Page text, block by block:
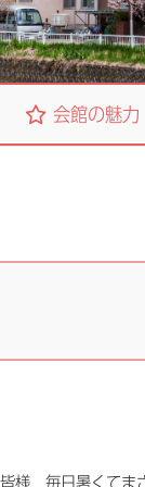
会館の魅力
皆様 毎日暑くてま